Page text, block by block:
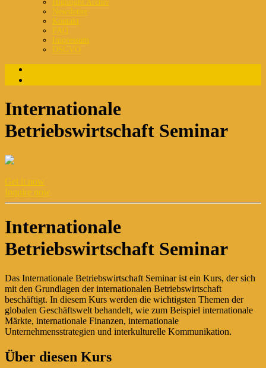
Highlight Archiv
Newsletter
Kontakt
FAQ
Impressum
DSGVO
Internationale
Betriebswirtschaft Seminar
Get it now
Inquire now
Internationale
Betriebswirtschaft Seminar
Das Internationale Betriebswirtschaft Seminar ist ein Kurs, der sich
mit den Grundlagen der internationalen Betriebswirtschaft
beschäftigt. In diesem Kurs werden die wichtigsten Themen der
globalen Geschäftswelt behandelt, wie zum Beispiel internationale
Märkte, internationale Finanzen, internationale
Unternehmensstrategien und interkulturelle Kommunikation.
Über diesen Kurs